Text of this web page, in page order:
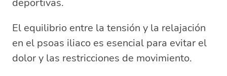
deportivas.
El equilibrio entre la tensión y la relajación
en el psoas iliaco es esencial para evitar el
dolor y las restricciones de movimiento.